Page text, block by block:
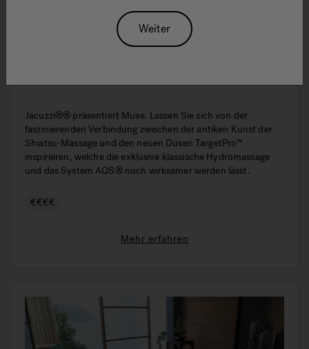
Jacuzzi®® präsentiert Muse. Lassen Sie sich von der
faszinierenden Verbindung zwischen der antiken Kunst der
Shiatsu-Massage und den neuen Düsen TargetPro™
inspirieren, welche die exklusive klassische Hydromassage
und das System AQS® noch wirksamer werden lässt.
€€€€
Mehr erfahren
Weiter